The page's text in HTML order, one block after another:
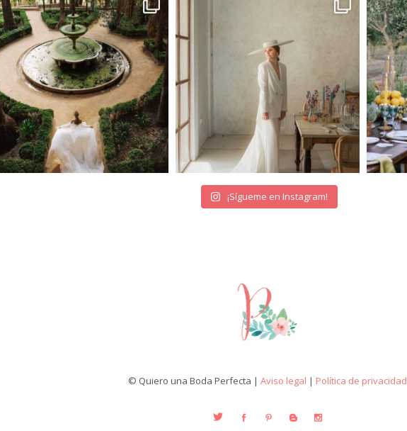
¡Sígueme en Instagram!
© Quiero una Boda Perfecta | Aviso legal | Política de privacidad